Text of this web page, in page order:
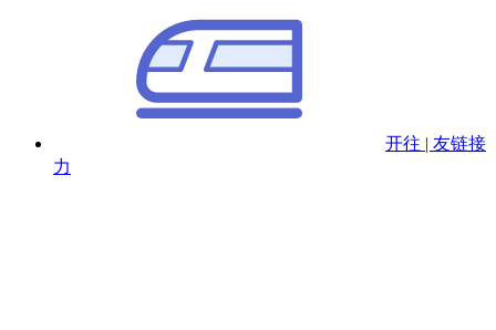
开往 | 友链接
力